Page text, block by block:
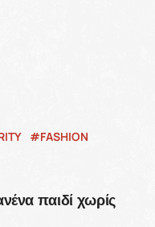
FASHION
παιδί χωρίς